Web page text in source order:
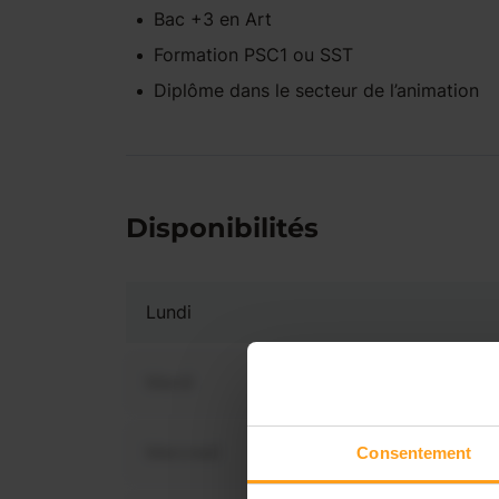
Consentement
Bac +3 en Art
Formation PSC1 ou SST
Diplôme dans le secteur de l’animation
Disponibilités
Lundi
Vous